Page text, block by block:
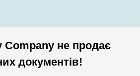
Company не продає
документів!